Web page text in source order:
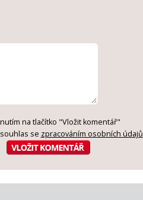
na tlačítko "Vložit komentář"
se zpracováním osobních údajů